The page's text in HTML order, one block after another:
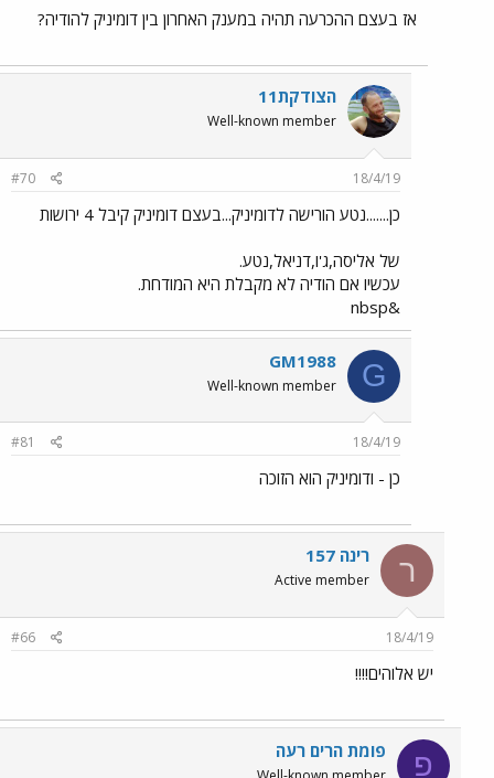
אז בעצם ההכרעה תהיה במענק האחרון בין דומיניק להודיה?
הצודקת11
Well-known member
18/4/19
#70
כן.......נטע הורישה לדומיניק...בעצם דומיניק קיבל 4 ירושות
של אליסה,ג'ו,דניאל,נטע.
עכשיו אם הודיה לא מקבלת היא המודחת.
&nbsp
G
GM1988
Well-known member
18/4/19
#81
כן - ודומיניק הוא הזוכה
ר רינה 157
Active member
18/4/19
#66
יש אלוהים!!!!
פ פומת הרים רעה